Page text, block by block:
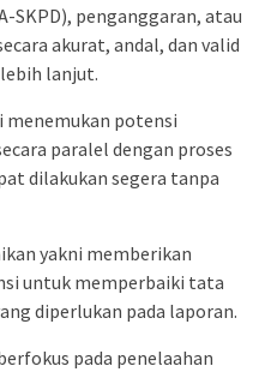
SKPD), penganggaran, atau
akurat, andal, dan valid
lanjut.
menemukan potensi
paralel dengan proses
dilakukan segera tanpa
yakni memberikan
untuk memperbaiki tata
diperlukan pada laporan.
pada penelaahan